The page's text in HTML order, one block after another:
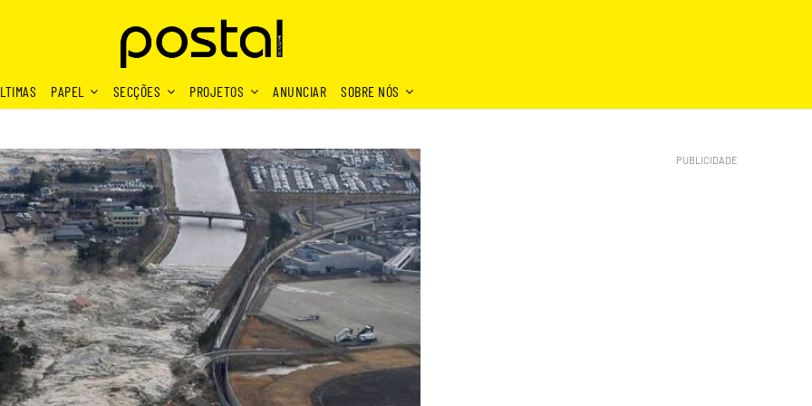
PAPEL SECÇÕES PROJETOS ANUNCIAR SOBRE NÓS